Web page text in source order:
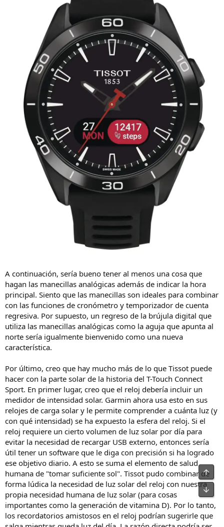
A continuación, sería bueno tener al menos una cosa que
hagan las manecillas analógicas además de indicar la hora
principal. Siento que las manecillas son ideales para combinar
con las funciones de cronómetro y temporizador de cuenta
regresiva. Por supuesto, un regreso de la brújula digital que
utiliza las manecillas analógicas como la aguja que apunta al
norte sería igualmente bienvenido como una nueva
característica.
Por último, creo que hay mucho más de lo que Tissot puede
hacer con la parte solar de la historia del T-Touch Connect
Sport. En primer lugar, creo que el reloj debería incluir un
medidor de intensidad solar. Garmin ahora usa esto en sus
relojes de carga solar y le permite comprender a cuánta luz (y
con qué intensidad) se ha expuesto la esfera del reloj. Si el
reloj requiere un cierto volumen de luz solar por día para
evitar la necesidad de recargar USB externo, entonces sería
útil tener un software que le diga con precisión si ha logrado
ese objetivo diario. A esto se suma el elemento de salud
humana de "tomar suficiente sol". Tissot pudo combinar de
forma lúdica la necesidad de luz solar del reloj con nuestra
propia necesidad humana de luz solar (para cosas
importantes como la generación de vitamina D). Por lo tanto,
los recordatorios amistosos en el reloj podrían sugerirle que